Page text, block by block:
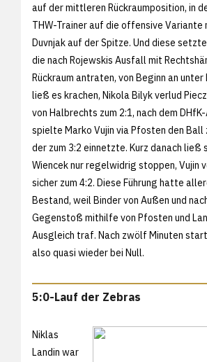
auf der mittleren Rückraumposition, in
THW-Trainer auf die offensive Variante
Duvnjak auf der Spitze. Und diese
die nach Rojewskis Ausfall mit
Rückraum antraten, von Beginn an unter
ließ es krachen, Nikola Bilyk verlud
von Halbrechts zum 2:1, nach dem
spielte Marko Vujin via Pfosten den Ball
der zum 3:2 einnetzte. Kurz danach ließ
Wiencek nur regelwidrig stoppen, Vujin
sicher zum 4:2. Diese Führung hatte
Bestand, weil Binder von Außen und
Gegenstoß mithilfe von Pfosten und
Ausgleich traf. Nach zwölf Minuten
also quasi wieder bei Null.
5:0-Lauf der Zebras
Niklas
Landin war